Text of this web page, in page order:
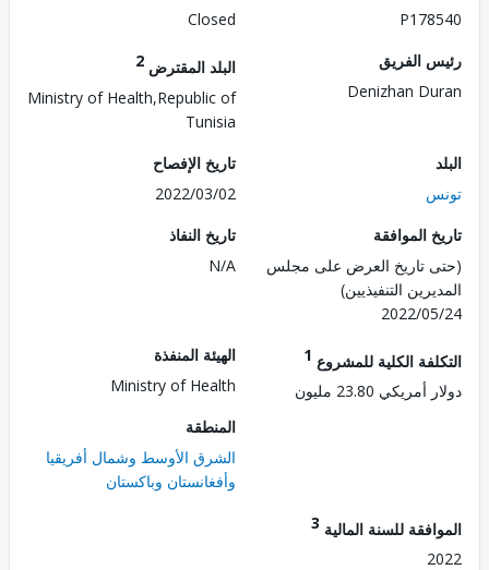
الفريق
Denizhan
البلد المقترض
Ministry of Health,Republic of
تاريخ الإفصاح
2022/03/02
الموافقة
تاريخ العرض على مجلس
التنفيذيين)
2022/
تاريخ النفاذ
N/A
الكلية للمشروع1
23.80 مليون
الهيئة المنفذة
Ministry of Health
الشرق الأوسط وشمال أفريقيا
وأفغانستان وباكستان
للسنة المالية3